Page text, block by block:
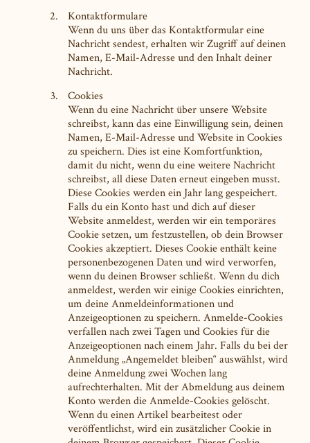
Kontaktformulare
Wenn du uns über das Kontaktformular eine
Nachricht sendest, erhalten wir Zugriff auf deinen
Namen, E-Mail-Adresse und den Inhalt deiner
Nachricht.
Cookies
Wenn du eine Nachricht über unsere Website
schreibst, kann das eine Einwilligung sein, deinen
Namen, E-Mail-Adresse und Website in Cookies
zu speichern. Dies ist eine Komfortfunktion,
damit du nicht, wenn du eine weitere Nachricht
schreibst, all diese Daten erneut eingeben musst.
Diese Cookies werden ein Jahr lang gespeichert.
Falls du ein Konto hast und dich auf dieser
Website anmeldest, werden wir ein temporäres
Cookie setzen, um festzustellen, ob dein Browser
Cookies akzeptiert. Dieses Cookie enthält keine
personenbezogenen Daten und wird verworfen,
wenn du deinen Browser schließt. Wenn du dich
anmeldest, werden wir einige Cookies einrichten,
um deine Anmeldeinformationen und
Anzeigeoptionen zu speichern. Anmelde-Cookies
verfallen nach zwei Tagen und Cookies für die
Anzeigeoptionen nach einem Jahr. Falls du bei der
Anmeldung „Angemeldet bleiben“ auswählst, wird
deine Anmeldung zwei Wochen lang
aufrechterhalten. Mit der Abmeldung aus deinem
Konto werden die Anmelde-Cookies gelöscht.
Wenn du einen Artikel bearbeitest oder
veröffentlichst, wird ein zusätzlicher Cookie in